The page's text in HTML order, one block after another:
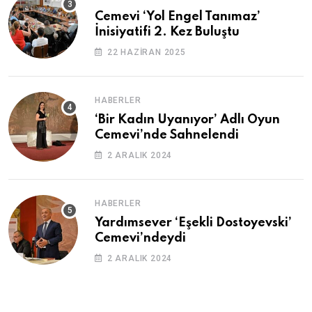
Cemevi ‘Yol Engel Tanımaz’
İnisiyatifi 2. Kez Buluştu
22 HAZIRAN 2025
HABERLER
‘Bir Kadın Uyanıyor’ Adlı Oyun
Cemevi’nde Sahnelendi
2 ARALIK 2024
HABERLER
Yardımsever ‘Eşekli Dostoyevski’
Cemevi’ndeydi
2 ARALIK 2024